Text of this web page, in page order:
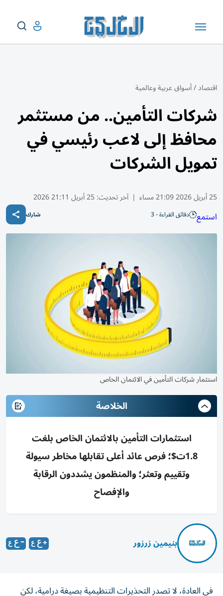
اقتصاد/أسواق عربية وعالمية
شركات التأمين.. من مستثمر
محافظ إلى لاعب رئيسي في
تمويل الشركات
25 أبريل 2026 21:09 مساء | آخر تحديث:25 أبريل 21:11 2026
استمع دقائق القراءة - 3 شارك
استثمار شركات التأمين في الائتمان الخاص
الخلاصة
استثمارات التأمين بالائتمان الخاص بلغت
1.8ت$؛ فرص عائد أعلى تقابلها مخاطر سيولة
وتقييم وتعثر؛ والمنظمون يشددون الرقابة
والإفصاح
بنيمين زرزور
في العادة، لا تصدر التحذيرات التنظيمية بصيغة درامية، لكن